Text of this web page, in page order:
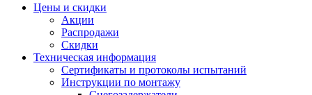
Цены и скидки
Акции
Распродажи
Скидки
Техническая информация
Сертификаты и протоколы испытаний
Инструкции по монтажу